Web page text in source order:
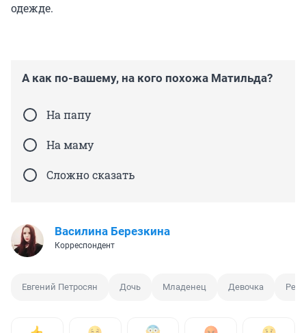
одежде.
А как по-вашему, на кого похожа Матильда?
На папу
На маму
Сложно сказать
Василина Березкина
Корреспондент
Евгений Петросян Дочь Младенец Девочка